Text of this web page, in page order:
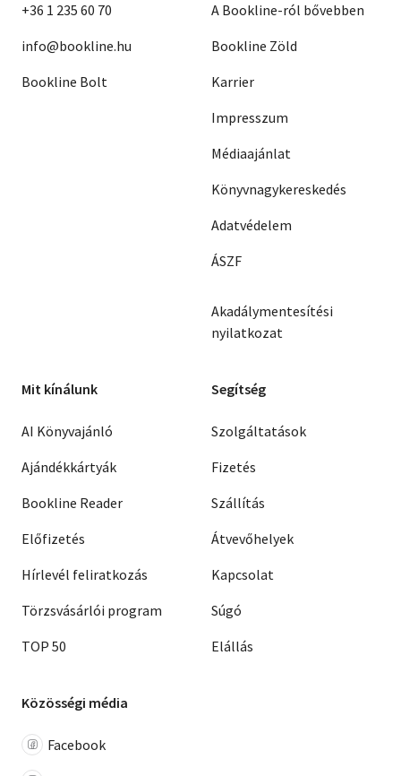
+36 1 235 60 70
info@bookline.hu
Bookline Bolt
A Bookline-ról bővebben
Bookline Zöld
Karrier
Impresszum
Médiaajánlat
Könyvnagykereskedés
Adatvédelem
ÁSZF
Akadálymentesítési
nyilatkozat
Mit kínálunk
AI Könyvajánló
Ajándékkártyák
Bookline Reader
Előfizetés
Hírlevél feliratkozás
Törzsvásárlói program
TOP 50
Segítség
Szolgáltatások
Fizetés
Szállítás
Átvevőhelyek
Kapcsolat
Súgó
Elállás
Közösségi média
Facebook